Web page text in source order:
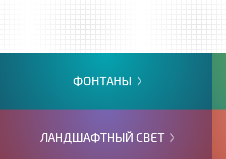
ФОНТАНЫ >
ЛАНДШАФТНЫЙ СВЕТ >